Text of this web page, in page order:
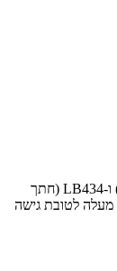
קייס מעדכן את ליין מכבשי החציר הגדולים שלו – LB4 – עם ארבעה דגמים חדשים. מדובר ב-LB324 (חתך החבילה 80×70 ס"מ), LB334 (חתך החבילה 80×90 ס"מ), LB424 (חתך החבילה 120×70 ס"מ) ו-LB434 (חתך
כלפי מעלה לטובת גישה